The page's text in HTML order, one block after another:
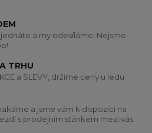
a my odesíláme! Nejsme
TRHU
a SLEVY, držíme ceny u ledu
a jsme vám k dispozici na
s prodejním stánkem mezi vás